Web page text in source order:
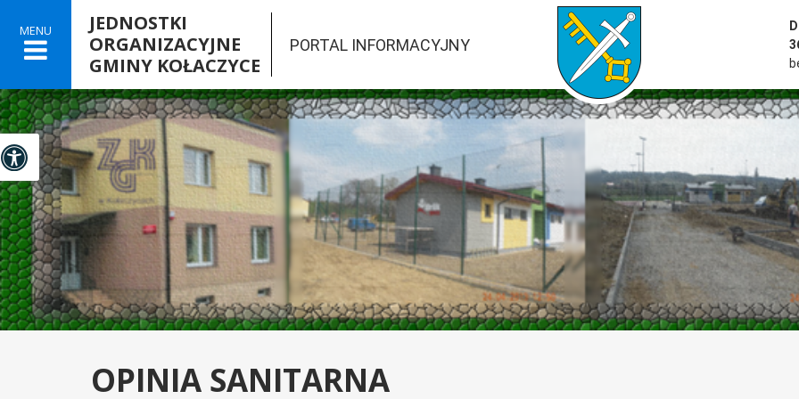
MENU
JEDNOSTKI
ORGANIZACYJNE
GMINY KOŁACZYCE
PORTAL INFORMACYJNY
przejść do strony głównej serwisu

Panel dostosowania ułatwień dostępu
OPINIA SANITARNA